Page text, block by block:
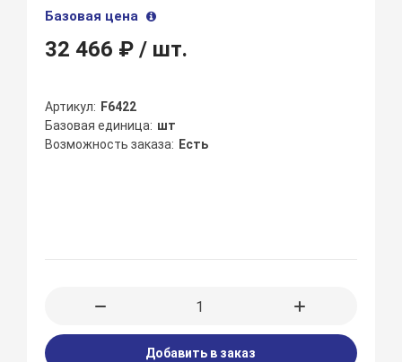
Базовая цена
32 466 ₽/ шт.
Артикул
F6422
Базовая единица шт
Возможность заказа
Есть
Добавить в заказ